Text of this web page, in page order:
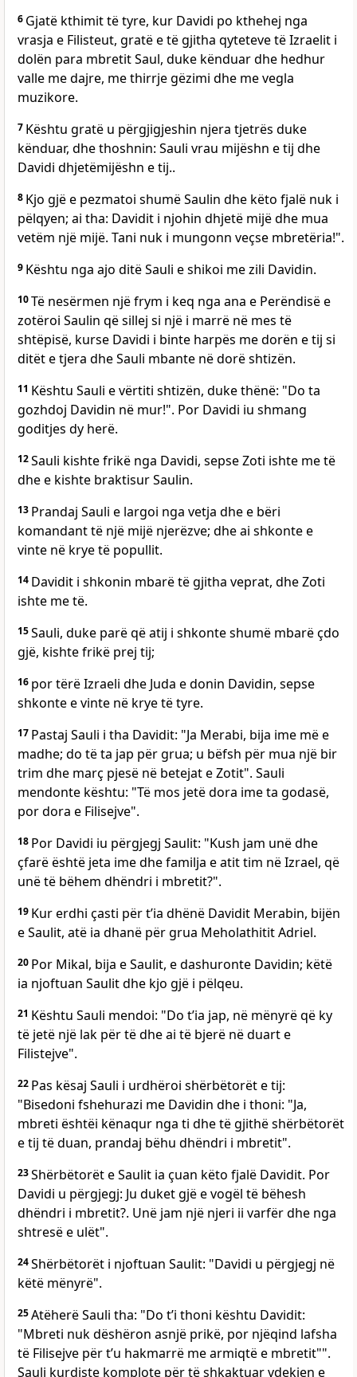
6 Gjatë kthimit të tyre, kur Davidi po kthehej nga
vrasja e Filisteut, gratë e të gjitha qyteteve të Izraelit i
dolën para mbretit Saul, duke kënduar dhe hedhur
valle me dajre, me thirrje gëzimi dhe me vegla
muzikore.
7 Kështu gratë u përgjigjeshin njera tjetrës duke
kënduar, dhe thoshnin: Sauli vrau mijëshn e tij dhe
Davidi dhjetëmijëshn e tij..
8 Kjo gjë e pezmatoi shumë Saulin dhe këto fjalë nuk i
pëlqyen; ai tha: Davidit i njohin dhjetë mijë dhe mua
vetëm një mijë. Tani nuk i mungonn veçse mbretëria!".
9 Kështu nga ajo ditë Sauli e shikoi me zili Davidin.
10Të nesërmen një frym i keq nga ana e Perëndisë e
zotëroi Saulin që sillej si një i marrë në mes të
shtëpisë, kurse Davidi i binte harpës me dorën e tij si
ditët e tjera dhe Sauli mbante në dorë shtizën.
11 Kështu Sauli e vërtiti shtizën, duke thënë: "Do ta
gozhdoj Davidin në mur!". Por Davidi iu shmang
goditjes dy herë.
12Sauli kishte frikë nga Davidi, sepse Zoti ishte me të
dhe e kishte braktisur Saulin.
13 Prandaj Sauli e largoi nga vetja dhe e bëri
komandant të një mijë njerëzve; dhe ai shkonte e
vinte në krye të popullit.
14 Davidit i shkonin mbarë të gjitha veprat, dhe Zoti
ishte me të.
15Sauli, duke parë që atij i shkonte shumë mbarë çdo
gjë, kishte frikë prej tij;
16 por tërë Izraeli dhe Juda e donin Davidin, sepse
shkonte e vinte në krye të tyre.
17 Pastaj Sauli i tha Davidit: "Ja Merabi, bija ime më e
madhe; do të ta jap për grua; u bëfsh për mua një bir
trim dhe març pjesë në betejat e Zotit". Sauli
mendonte kështu: "Të mos jetë dora ime ta godasë,
por dora e Filisejve".
18 Por Davidi iu përgjegj Saulit: "Kush jam unë dhe
çfarë është jeta ime dhe familja e atit tim në Izrael, që
unë të bëhem dhëndri i mbretit?".
19 Kur erdhi çasti për t’ia dhënë Davidit Merabin, bijën
e Saulit, atë ia dhanë për grua Meholathitit Adriel.
20 Por Mikal, bija e Saulit, e dashuronte Davidin; këtë
ia njoftuan Saulit dhe kjo gjë i pëlqeu.
21 Kështu Sauli mendoi: "Do t’ia jap, në mënyrë që ky
të jetë një lak për të dhe ai të bjerë në duart e
Filistejve".
22 Pas kësaj Sauli i urdhëroi shërbëtorët e tij:
"Bisedoni fshehurazi me Davidin dhe i thoni: "Ja,
mbreti ështëi kënaqur nga ti dhe të gjithë shërbëtorët
e tij të duan, prandaj bëhu dhëndri i mbretit".
23Shërbëtorët e Saulit ia çuan këto fjalë Davidit. Por
Davidi u përgjegj: Ju duket gjë e vogël të bëhesh
dhëndri i mbretit?. Unë jam një njeri ii varfër dhe nga
shtresë e ulët".
24Shërbëtorët i njoftuan Saulit: "Davidi u përgjegj në
këtë mënyrë".
25Atëherë Sauli tha: "Do t’i thoni kështu Davidit:
"Mbreti nuk dëshëron asnjë prikë, por njëqind lafsha
të Filisejve për t’u hakmarrë me armiqtë e mbretit"".
Sauli kurdiste komplote për të shkaktuar vdekjen e